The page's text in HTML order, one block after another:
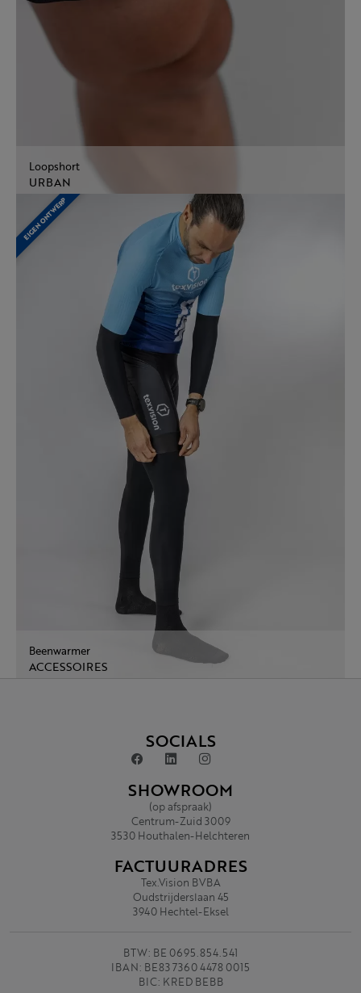
Loopshort
URBAN
EIGEN ONTWERP
Beenwarmer
ACCESSOIRES
SOCIALS
SHOWROOM
(op afspraak)
Centrum-Zuid 3009
3530 Houthalen-Helchteren
FACTUURADRES
Tex.Vision BVBA
Oudstrijderslaan 45
3940 Hechtel-Eksel
BTW: BE 0695.854.541
IBAN: BE83 7360 4478 0015
BIC: KRED BEBB